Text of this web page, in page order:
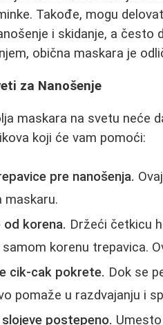
Takođe, mogu
i skidanje, a
obična maskara je
za Nanošenje
maskara na svetu neće
koji će vam pomoći:
pre nanošenja.
maskaru.
korena. Držeći četkicu
samom korenu trepavica.
cik-cak pokrete. Dok se
pomaže u razdvajanju i
postepeno.